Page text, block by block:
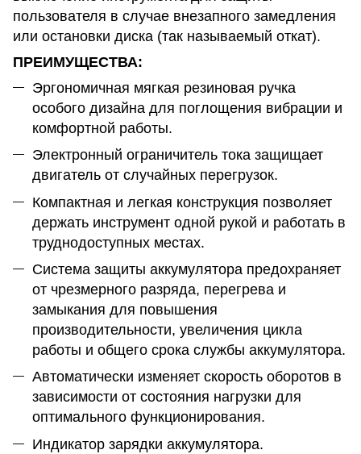
пользователя в случае внезапного замедления
или остановки диска (так называемый откат).
ПРЕИМУЩЕСТВА:
Эргономичная мягкая резиновая ручка
особого дизайна для поглощения вибрации и
комфортной работы.
Электронный ограничитель тока защищает
двигатель от случайных перегрузок.
Компактная и легкая конструкция позволяет
держать инструмент одной рукой и работать в
труднодоступных местах.
Система защиты аккумулятора предохраняет
от чрезмерного разряда, перегрева и
замыкания для повышения
производительности, увеличения цикла
работы и общего срока службы аккумулятора.
Автоматически изменяет скорость оборотов в
зависимости от состояния нагрузки для
оптимального функционирования.
Индикатор зарядки аккумулятора.